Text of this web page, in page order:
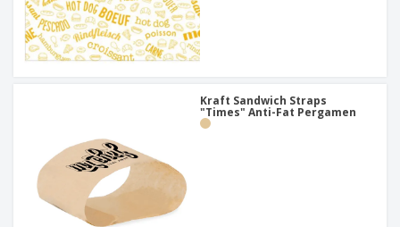
Kraft Sandwich Straps
"Times" Anti-Fat Pergamen